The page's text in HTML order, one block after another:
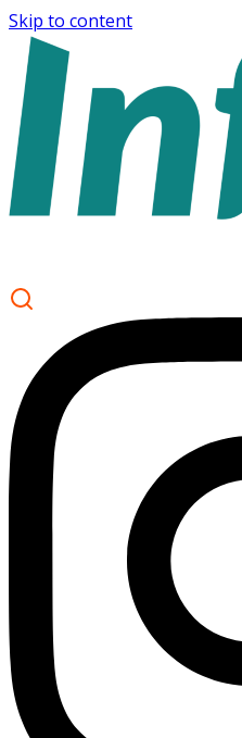
Skip to content